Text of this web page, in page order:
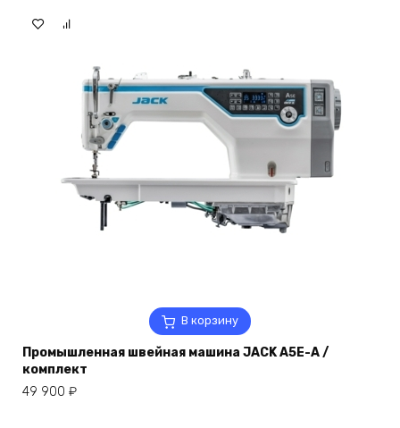
В корзину
Промышленная швейная машина JACK A5E-A /
комплект
49 900 ₽